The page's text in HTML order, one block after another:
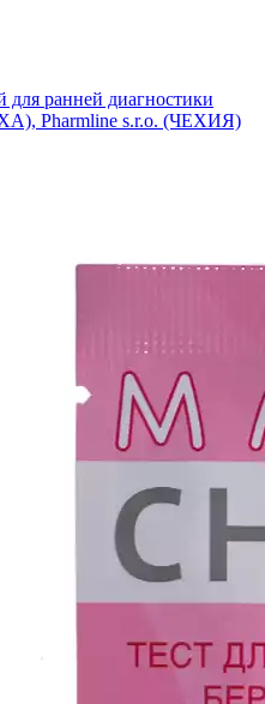
для ранней диагностики
Pharmline s.r.o. (ЧЕХИЯ)